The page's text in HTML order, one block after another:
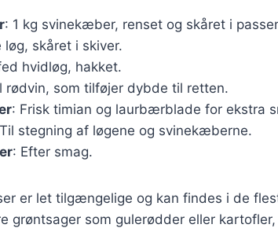
: 1 kg svinekæber, renset og skåret i
løg, skåret i skiver.
hvidløg, hakket.
rødvin, som tilføjer dybde til retten.
: Frisk timian og laurbærblade for ekstra
stegning af løgene og svinekæberne.
: Efter smag.
er let tilgængelige og kan findes i de
grøntsager som gulerødder eller